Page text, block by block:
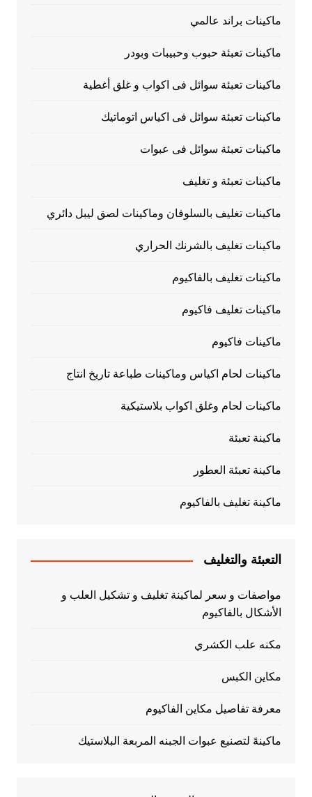
ماكينات براند عالمي
ماكينات تعبئة حبوب وحبيبات وبودر
ماكينات تعبئة سوائل فى اكواب و غلق أغطية
ماكينات تعبئة سوائل فى اكياس اتوماتيك
ماكينات تعبئة سوائل فى عبوات
ماكينات تعبئة و تغليف
ماكينات تغليف بالسلوفان وماكينات لصق ليبل دائري
ماكينات تغليف بالشرنك الحراري
ماكينات تغليف بالفاكيوم
ماكينات تغليف فاكيوم
ماكينات فاكيوم
ماكينات لحام اكياس وماكينات طباعة تاريخ انتاج
ماكينات لحام وغلق اكواب بلاستيكية
ماكينة تعبئة
ماكينة تعبئة العطور
ماكينة تغليف بالفاكيوم
التعبئة والتغليف
مواصفات و سعر لماكينة تغليف و تشكيل العلب و
الأشكال بالفاكيوم
مكنه علب الكشري
مكاين الكبس
معرفة تفاصيل مكاين الفاكيوم
ماكينهً لتصنيع عبوات الجبنه المربعة البلاستيك